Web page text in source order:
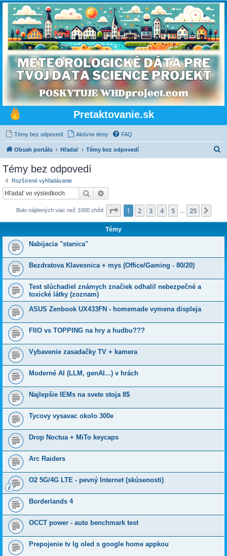
Pretaktovanie.sk
Témy bez odpovedí Aktívne témy FAQ
Obsah portálu Hľadať Témy bez odpovedí
Témy bez odpovedí
Rozšírené vyhľadávanie
Hľadať
Bolo nájdených viac než 1000 zhôd Strana1 z25
1 2 3 4 5 25
Témy
Nabijacia "stanica"
Bezdratova Klavesnica + mys (Office/Gaming - 80/20)
Test slúchadiel známych značiek odhalil nebezpečné a
toxické látky (zoznam)
ASUS Zenbook UX433FN - homemade vymena displeja
FIIO vs TOPPING na hry a hudbu???
Vybavenie zasadačky TV + kamera
Moderné AI (LLM, genAI...) v hrách
Najlepšie IEMs na svete stoja 8$
Tycovy vysavac okolo 300e
Drop Noctua + MiTo keycaps
Arc Raiders
O2 5G/4G LTE - pevný Internet (skúsenosti)
Borderlands 4
OCCT power - auto benchmark test
Prepojenie tv lg oled s google home appkou